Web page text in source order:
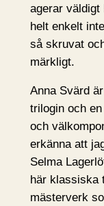
agerar
helt enkelt
så skruvat
märkligt.
Anna Svärd
trilogin och
och
erkänna att
Selma
här klassiska
mästerverk